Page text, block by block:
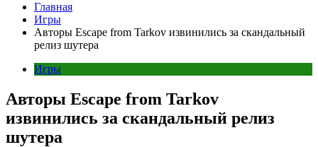
Главная
Игры
Авторы Escape from Tarkov извинились за скандальный
релиз шутера
Игры
Авторы Escape from Tarkov
извинились за скандальный релиз
шутера